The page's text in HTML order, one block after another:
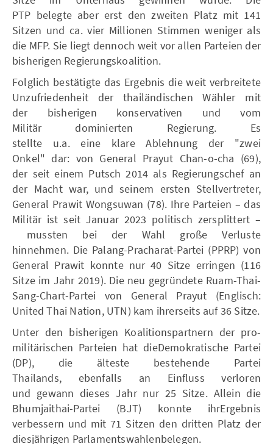
PTP belegte aber erst den zweiten Platz mit 141
Sitzen und ca. vier Millionen Stimmen weniger als
die MFP. Sie liegt dennoch weit vor allen Parteien der
bisherigen Regierungskoalition.
Folglich bestätigte das Ergebnis die weit verbreitete
Unzufriedenheit der thailändischen Wähler mit
der bisherigen konservativen und vom
Militär dominierten Regierung. Es
stellte u.a. eine klare Ablehnung der "zwei
Onkel" dar: von General Prayut Chan-o-cha (69),
der seit einem Putsch 2014 als Regierungschef an
der Macht war, und seinem ersten Stellvertreter,
General Prawit Wongsuwan (78). Ihre Parteien – das
Militär ist seit Januar 2023 politisch zersplittert –
mussten bei der Wahl große Verluste
hinnehmen. Die Palang-Pracharat-Partei (PPRP) von
General Prawit konnte nur 40 Sitze erringen (116
Sitze im Jahr 2019). Die neu gegründete Ruam-Thai-
Sang-Chart-Partei von General Prayut (Englisch:
United Thai Nation, UTN) kam ihrerseits auf 36 Sitze.
Unter den bisherigen Koalitionspartnern der pro-
militärischen Parteien hat dieDemokratische Partei
(DP), die älteste bestehende Partei
Thailands, ebenfalls an Einfluss verloren
und gewann dieses Jahr nur 25 Sitze. Allein die
Bhumjaithai-Partei (BJT) konnte ihrErgebnis
verbessern und mit 71 Sitzen den dritten Platz der
diesjährigen Parlamentswahlenbelegen.